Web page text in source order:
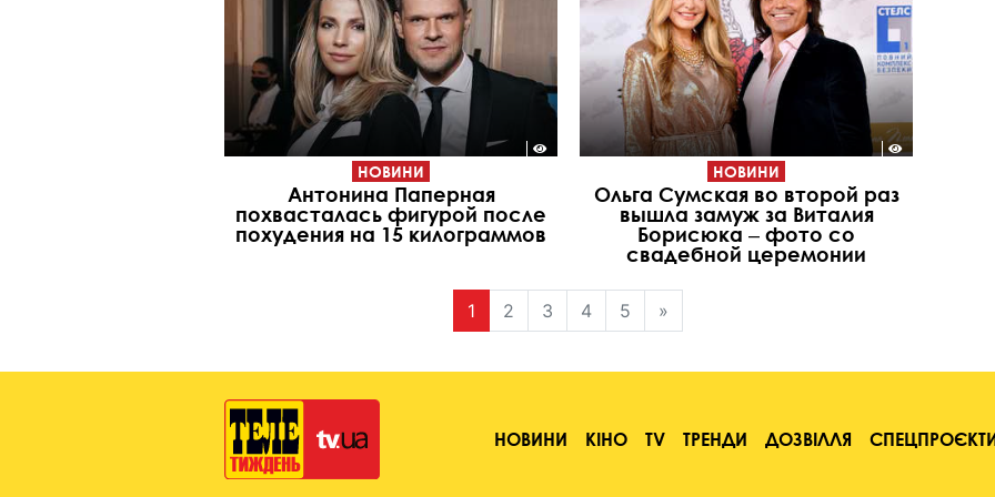
НОВИНИ
Антонина Паперная
похвасталась фигурой после
похудения на 15 килограммов
НОВИНИ
Ольга Сумская во второй раз
вышла замуж за Виталия
Борисюка ‒ фото со
свадебной церемонии
1 2 3 4 5 »
НОВИНИ КІНО TV ТРЕНДИ ДОЗВІЛЛЯ